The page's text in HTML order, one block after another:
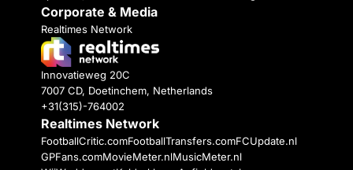
Corporate & Media
Realtimes Network
Innovatieweg 20C
7007 CD, Doetinchem, Netherlands
+31(315)-764002
Realtimes Network
FootballCritic.comFootballTransfers.comFCUpdate.nl
GPFans.comMovieMeter.nlMusicMeter.nl